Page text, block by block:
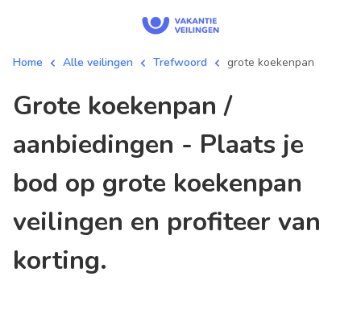
Home Alle veilingen Trefwoord grote koekenpan
grote koekenpan /
aanbiedingen - Plaats je
bod op grote koekenpan
veilingen en profiteer van
korting.